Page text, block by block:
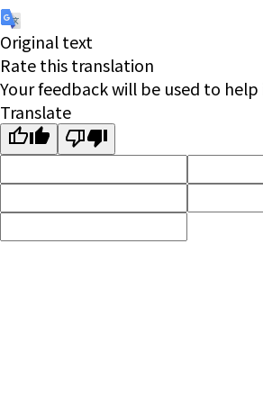
Original text
Rate this translation
Your feedback will be used to
Translate